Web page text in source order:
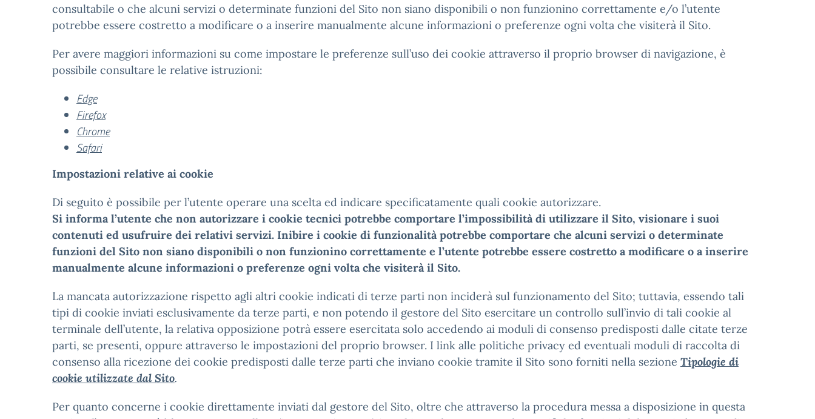
consultabile o che alcuni servizi o determinate funzioni del Sito non siano disponibili o non funzionino correttamente e/o l’utente
potrebbe essere costretto a modificare o a inserire manualmente alcune informazioni o preferenze ogni volta che visiterà il Sito.
Per avere maggiori informazioni su come impostare le preferenze sull’uso dei cookie attraverso il proprio browser di navigazione, è
possibile consultare le relative istruzioni:
Edge
Firefox
Chrome
Safari
Impostazioni relative ai cookie
Di seguito è possibile per l’utente operare una scelta ed indicare specificatamente quali cookie autorizzare.
Si informa l’utente che non autorizzare i cookie tecnici potrebbe comportare l’impossibilità di utilizzare il Sito, visionare i suoi
contenuti ed usufruire dei relativi servizi. Inibire i cookie di funzionalità potrebbe comportare che alcuni servizi o determinate
funzioni del Sito non siano disponibili o non funzionino correttamente e l’utente potrebbe essere costretto a modificare o a inserire
manualmente alcune informazioni o preferenze ogni volta che visiterà il Sito.
La mancata autorizzazione rispetto agli altri cookie indicati di terze parti non inciderà sul funzionamento del Sito; tuttavia, essendo tali
tipi di cookie inviati esclusivamente da terze parti, e non potendo il gestore del Sito esercitare un controllo sull’invio di tali cookie al
terminale dell’utente, la relativa opposizione potrà essere esercitata solo accedendo ai moduli di consenso predisposti dalle citate terze
parti, se presenti, oppure attraverso le impostazioni del proprio browser. I link alle politiche privacy ed eventuali moduli di raccolta di
consenso alla ricezione dei cookie predisposti dalle terze parti che inviano cookie tramite il Sito sono forniti nella sezione Tipologie di
cookie utilizzate dal Sito.
Per quanto concerne i cookie direttamente inviati dal gestore del Sito, oltre che attraverso la procedura messa a disposizione in questa